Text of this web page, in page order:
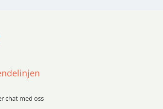
chat med oss